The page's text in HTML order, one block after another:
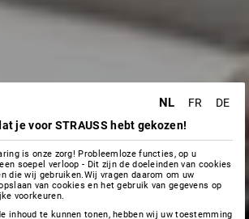
NL FR
DE
je voor STRAUSS hebt gekozen!
is onze zorg! Probleemloze functies, op u
soepel verloop - Dit zijn de doeleinden van cookies
die wij gebruiken.Wij vragen daarom om uw
van cookies en het gebruik van gegevens op
voorkeuren.
inhoud te kunnen tonen, hebben wij uw toestemming